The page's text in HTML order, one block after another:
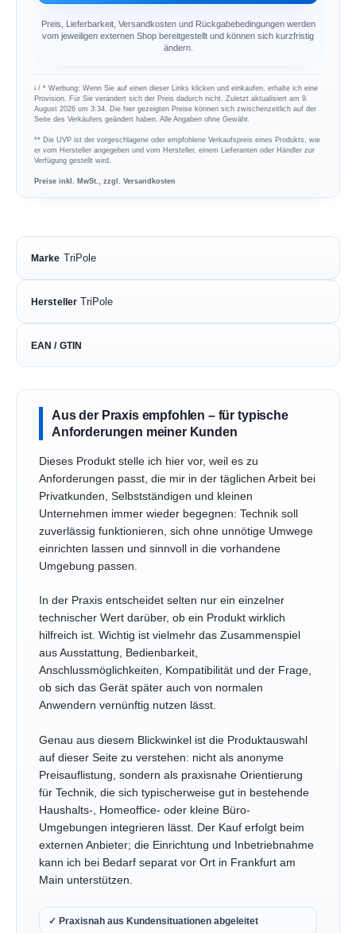
Preis, Lieferbarkeit, Versandkosten und Rückgabebedingungen werden
vom jeweiligen externen Shop bereitgestellt und können sich kurzfristig
ändern.
ℹ︎ / * Werbung: Wenn Sie auf einen dieser Links klicken und einkaufen, erhalte ich eine
Provision. Für Sie verändert sich der Preis dadurch nicht. Zuletzt aktualisiert am 9.
August 2026 um 3:34. Die hier gezeigten Preise können sich zwischenzeitlich auf der
Seite des Verkäufers geändert haben. Alle Angaben ohne Gewähr.
** Die UVP ist der vorgeschlagene oder empfohlene Verkaufspreis eines Produkts, wie
er vom Hersteller angegeben und vom Hersteller, einem Lieferanten oder Händler zur
Verfügung gestellt wird.
Preise inkl. MwSt., zzgl. Versandkosten
Marke TriPole
Hersteller TriPole
EAN / GTIN
Aus der Praxis empfohlen – für typische
Anforderungen meiner Kunden
Dieses Produkt stelle ich hier vor, weil es zu
Anforderungen passt, die mir in der täglichen Arbeit bei
Privatkunden, Selbstständigen und kleinen
Unternehmen immer wieder begegnen: Technik soll
zuverlässig funktionieren, sich ohne unnötige Umwege
einrichten lassen und sinnvoll in die vorhandene
Umgebung passen.
In der Praxis entscheidet selten nur ein einzelner
technischer Wert darüber, ob ein Produkt wirklich
hilfreich ist. Wichtig ist vielmehr das Zusammenspiel
aus Ausstattung, Bedienbarkeit,
Anschlussmöglichkeiten, Kompatibilität und der Frage,
ob sich das Gerät später auch von normalen
Anwendern vernünftig nutzen lässt.
Genau aus diesem Blickwinkel ist die Produktauswahl
auf dieser Seite zu verstehen: nicht als anonyme
Preisauflistung, sondern als praxisnahe Orientierung
für Technik, die sich typischerweise gut in bestehende
Haushalts-, Homeoffice- oder kleine Büro-
Umgebungen integrieren lässt. Der Kauf erfolgt beim
externen Anbieter; die Einrichtung und Inbetriebnahme
kann ich bei Bedarf separat vor Ort in Frankfurt am
Main unterstützen.
✓ Praxisnah aus Kundensituationen abgeleitet